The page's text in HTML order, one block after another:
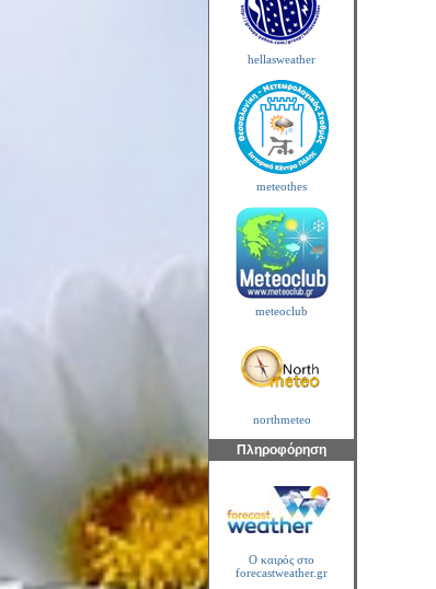
hellasweather
meteothes
meteoclub
northmeteo
Πληροφόρηση
Ο καιρός στο
forecastweather.gr